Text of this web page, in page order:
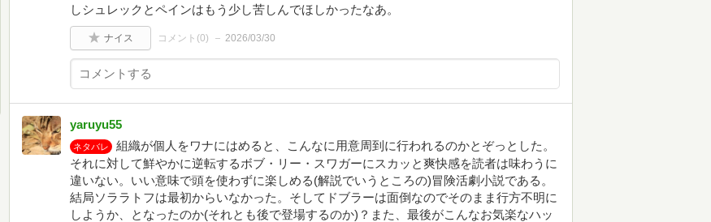
しシュレックとペインはもう少し苦しんでほしかったなあ。
ナイス コメント(0) 2026/03/30
yaruyu55
ネタバレ
組織が個人をワナにはめると、こんなに用意周到に行われるのかとぞっとした。
それに対して鮮やかに逆転するボブ・リー・スワガーにスカッと爽快感を読者は味わうに
違いない。いい意味で頭を使わずに楽しめる(解説でいうところの)冒険活劇小説である。
結局ソララトフは最初からいなかった。そしてドブラーは面倒なのでそのまま行方不明に
しようか、となったのか(それとも後で登場するのか)？また、最後がこんなお気楽なハッ